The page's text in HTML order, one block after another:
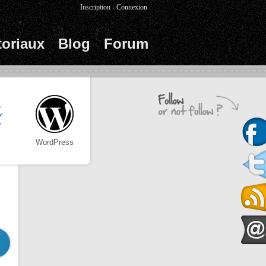
Blog Forum
Inscription -Connexion
WordPress